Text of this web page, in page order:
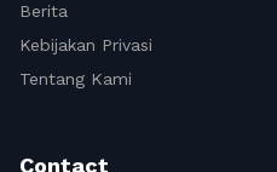
Berita
Kebijakan Privasi
Tentang Kami
Contact